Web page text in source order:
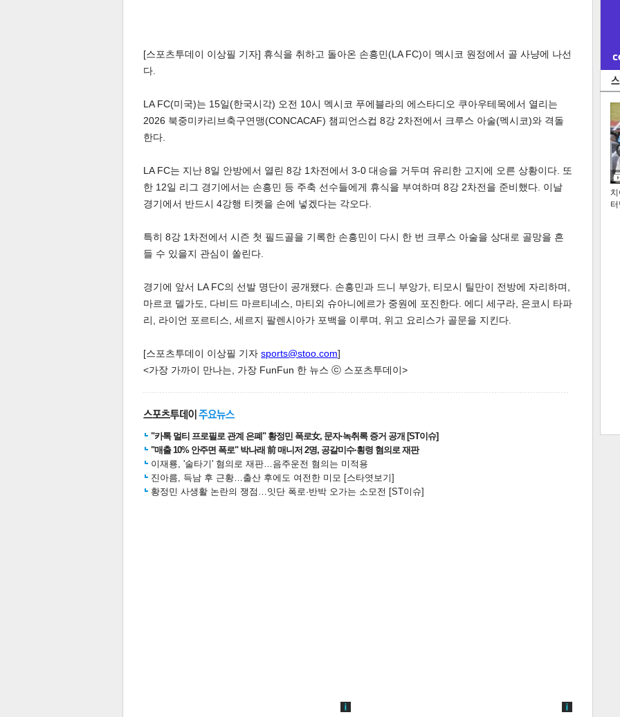
인
스북 터 공 공유 버블
달기
[스포츠투데이 이상필 기자] 휴식을 취하고 돌아온 손흥민(LA FC)이 멕시코 원정에서 골 사냥에 나선
다.
LA FC(미국)는 15일(한국시각) 오전 10시 멕시코 푸에블라의 에스타디오 쿠아우테목에서 열리는
2026 북중미카리브축구연맹(CONCACAF) 챔피언스컵 8강 2차전에서 크루스 아술(멕시코)와 격돌
한다.
LA FC는 지난 8일 안방에서 열린 8강 1차전에서 3-0 대승을 거두며 유리한 고지에 오른 상황이다. 또
한 12일 리그 경기에서는 손흥민 등 주축 선수들에게 휴식을 부여하며 8강 2차전을 준비했다. 이날
경기에서 반드시 4강행 티켓을 손에 넣겠다는 각오다.
특히 8강 1차전에서 시즌 첫 필드골을 기록한 손흥민이 다시 한 번 크루스 아술을 상대로 골망을 흔
들 수 있을지 관심이 쏠린다.
경기에 앞서 LA FC의 선발 명단이 공개됐다. 손흥민과 드니 부앙가, 티모시 틸만이 전방에 자리하며,
마르코 델가도, 다비드 마르티네스, 마티외 슈아니에르가 중원에 포진한다. 에디 세구라, 은코시 타파
리, 라이언 포르티스, 세르지 팔렌시아가 포백을 이루며, 위고 요리스가 골문을 지킨다.
[스포츠투데이 이상필 기자 sports@stoo.com]
<가장 가까이 만나는, 가장 FunFun 한 뉴스 ⓒ 스포츠투데이>
"카톡 멀티 프로필로 관계 은폐" 황정민 폭로女, 문자·녹취록 증거 공개 [ST이슈]
"매출 10% 안주면 폭로" 박나래 前 매니저 2명, 공갈미수·횡령 혐의로 재판
이재룡, '술타기' 혐의로 재판…음주운전 혐의는 미적용
진아름, 득남 후 근황…출산 후에도 여전한 미모 [스타엿보기]
황정민 사생활 논란의 쟁점…잇단 폭로·반박 오가는 소모전 [ST이슈]